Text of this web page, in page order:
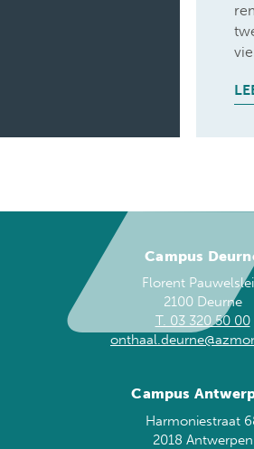
Campus
Florent
2100 Deurne
T. 03 320 50 00
Campus
Harmoniestraat
2018 Antwerpen